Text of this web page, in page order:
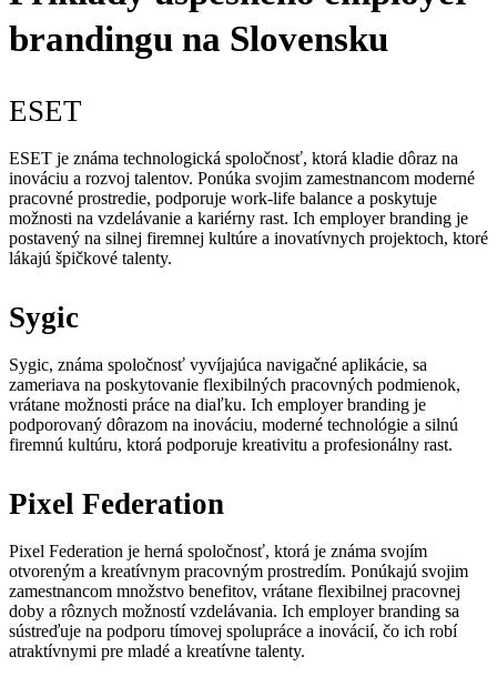
brandingu na Slovensku
ESET
ESET je známa technologická spoločnosť, ktorá kladie dôraz na
inováciu a rozvoj talentov. Ponúka svojim zamestnancom moderné
pracovné prostredie, podporuje work-life balance a poskytuje
možnosti na vzdelávanie a kariérny rast. Ich employer branding je
postavený na silnej firemnej kultúre a inovatívnych projektoch, ktoré
lákajú špičkové talenty.
Sygic
Sygic, známa spoločnosť vyvíjajúca navigačné aplikácie, sa
zameriava na poskytovanie flexibilných pracovných podmienok,
vrátane možnosti práce na diaľku. Ich employer branding je
podporovaný dôrazom na inováciu, moderné technológie a silnú
firemnú kultúru, ktorá podporuje kreativitu a profesionálny rast.
Pixel Federation
Pixel Federation je herná spoločnosť, ktorá je známa svojím
otvoreným a kreatívnym pracovným prostredím. Ponúkajú svojim
zamestnancom množstvo benefitov, vrátane flexibilnej pracovnej
doby a rôznych možností vzdelávania. Ich employer branding sa
sústreďuje na podporu tímovej spolupráce a inovácií, čo ich robí
atraktívnymi pre mladé a kreatívne talenty.